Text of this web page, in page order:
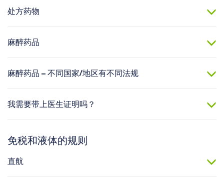
处方药物
麻醉药品
麻醉药品 – 不同国家/地区有不同法规
我需要带上医生证明吗？
免税和液体的规则
直航